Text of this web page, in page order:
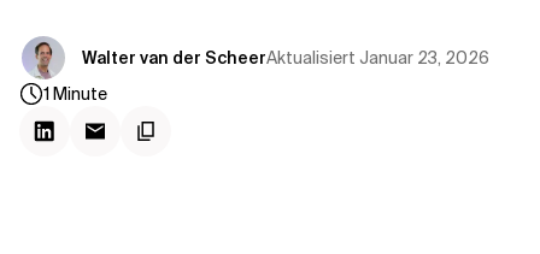
Walter van der ScheerAktualisiert Januar 23, 2026
1Minute